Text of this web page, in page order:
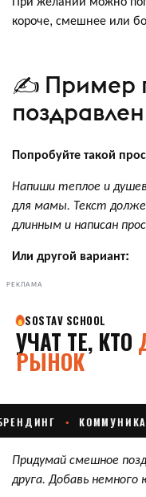
короче, смешнее или
✍️ Пример
Попробуйте такой
Напиши теплое и
для мамы. Текст
длинным и написан
Или другой вариант:
РЕКЛАМА
Придумай смешное
друга. Добавь